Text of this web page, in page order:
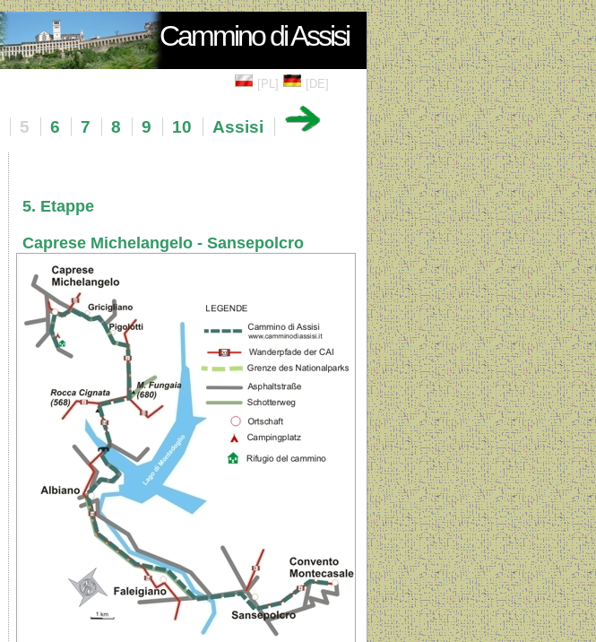
Cammino di Assisi
[PL] [DE]
5 6 7 8 9 10 Assisi
5. Etappe
Caprese Michelangelo - Sansepolcro